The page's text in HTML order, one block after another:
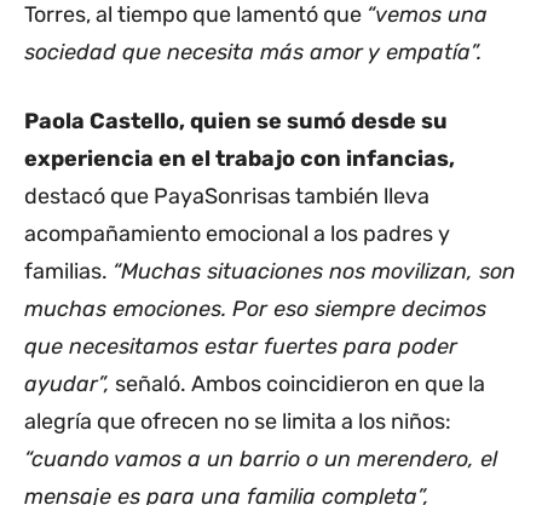
Torres, al tiempo que lamentó que “vemos una
sociedad que necesita más amor y empatía”.
Paola Castello,quien se sumó desde su
experiencia en el trabajo con infancias,
destacó que PayaSonrisas también lleva
acompañamiento emocional a los padres y
familias. “Muchas situaciones nos movilizan, son
muchas emociones. Por eso siempre decimos
que necesitamos estar fuertes para poder
ayudar”, señaló. Ambos coincidieron en que la
alegría que ofrecen no se limita a los niños:
“cuando vamos a un barrio o un merendero, el
mensaje es para una familia completa”,